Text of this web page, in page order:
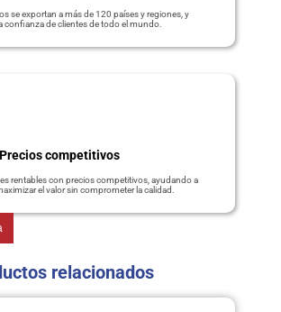
se exportan a más de 120 países y regiones, y
confianza de clientes de todo el mundo.
Precios competitivos
rentables con precios competitivos, ayudando a
el valor sin comprometer la calidad.
relacionados